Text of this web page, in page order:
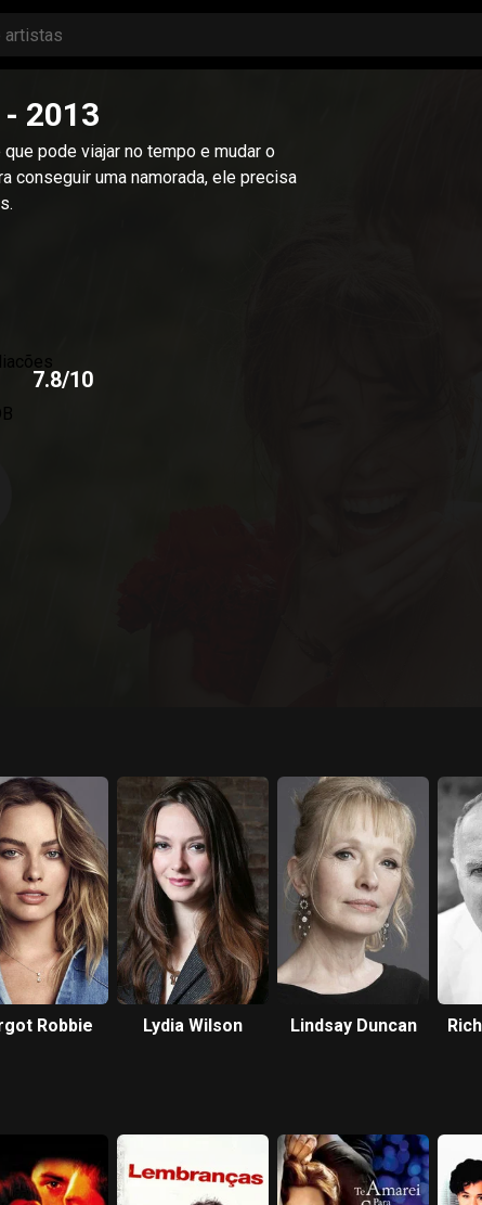
- 2013
pode viajar no tempo e mudar o
conseguir uma namorada, ele precisa
7.8/10
Robbie Lydia Wilson Lindsay Duncan